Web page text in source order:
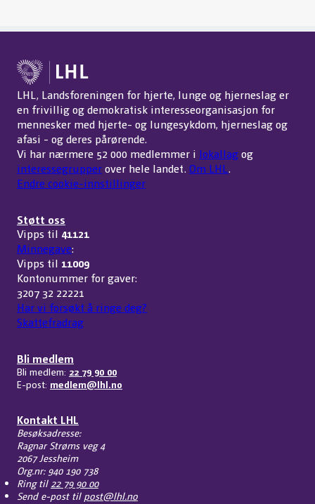
LHL, Landsforeningen for hjerte, lunge og hjerneslag er
en frivillig og demokratisk interesseorganisasjon for
mennesker med hjerte- og lungesykdom, hjerneslag og
afasi - og deres pårørende.
Vi har nærmere 52 000 medlemmer i lokallagog
interessegrupperover hele landet. Om LHL.
Endre cookie-innstillinger
Støtt oss
Vipps til 41121
Minnegave:
Vipps til 11009
Kontonummer for gaver:
3207 32 22221
Har vi forsøkt å ringe deg?
Skattefradrag
Bli medlem
Bli medlem: 22 79 90 00
E-post: medlem@lhl.no
Kontakt LHL
Besøksadresse:
Ragnar Strøms veg 4
2067 Jessheim
Org.nr: 940 190 738
Ring til 22 79 90 00
Send e-post til post@lhl.no